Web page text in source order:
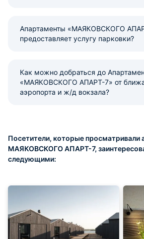
Апартаменты «МАЯКОВСКОГО
предоставляет услугу парковки?
Как можно добраться до
«МАЯКОВСКОГО АПАРТ-7» от
аэропорта и ж/д вокзала?
Посетители, которые просматривали
МАЯКОВСКОГО АПАРТ-7,
следующими: